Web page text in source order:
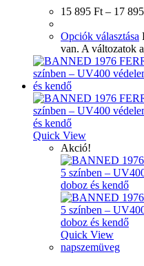
15 895 Ft – 17 895
Opciók választása
van. A változatok
Quick View
Akció!
Quick View
napszemüveg